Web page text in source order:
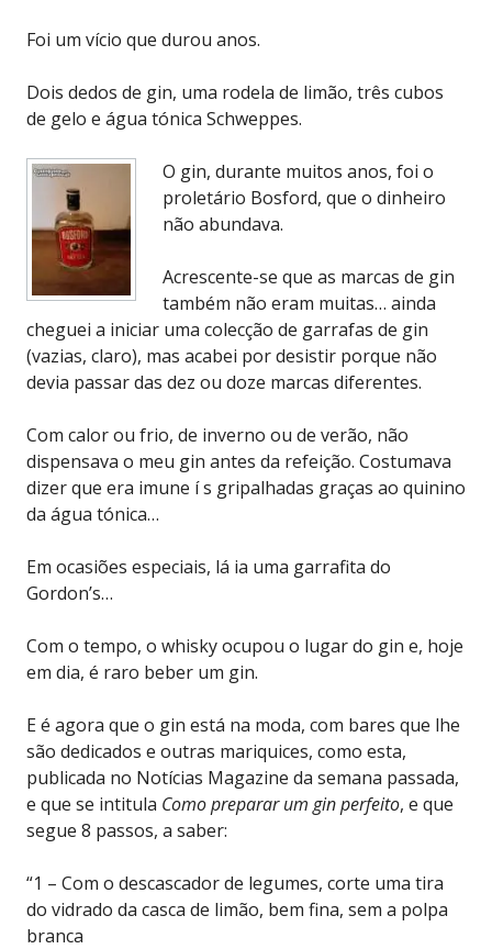
Foi um vício que durou anos.
Dois dedos de gin, uma rodela de limão, três cubos
de gelo e água tónica Schweppes.
O gin, durante muitos anos, foi o
proletário Bosford, que o dinheiro
não abundava.
Acrescente-se que as marcas de gin
também não eram muitas… ainda
cheguei a iniciar uma colecção de garrafas de gin
(vazias, claro), mas acabei por desistir porque não
devia passar das dez ou doze marcas diferentes.
Com calor ou frio, de inverno ou de verão, não
dispensava o meu gin antes da refeição. Costumava
dizer que era imune í s gripalhadas graças ao quinino
da água tónica…
Em ocasiões especiais, lá ia uma garrafita do
Gordon’s…
Com o tempo, o whisky ocupou o lugar do gin e, hoje
em dia, é raro beber um gin.
E é agora que o gin está na moda, com bares que lhe
são dedicados e outras mariquices, como esta,
publicada no Notícias Magazine da semana passada,
e que se intitula Como preparar um gin perfeito, e que
segue 8 passos, a saber:
“1 – Com o descascador de legumes, corte uma tira
do vidrado da casca de limão, bem fina, sem a polpa
branca